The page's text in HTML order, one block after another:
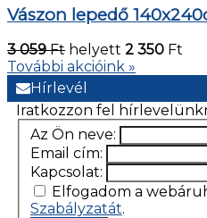
Vászon lepedő
3 059 Ft helyett 2 350 Ft
További akcióink »
Hírlevél
Iratkozzon fel
Az Ön neve:
Email cím:
Kapcsolat:
Elfogadom a
Szabályzatát.